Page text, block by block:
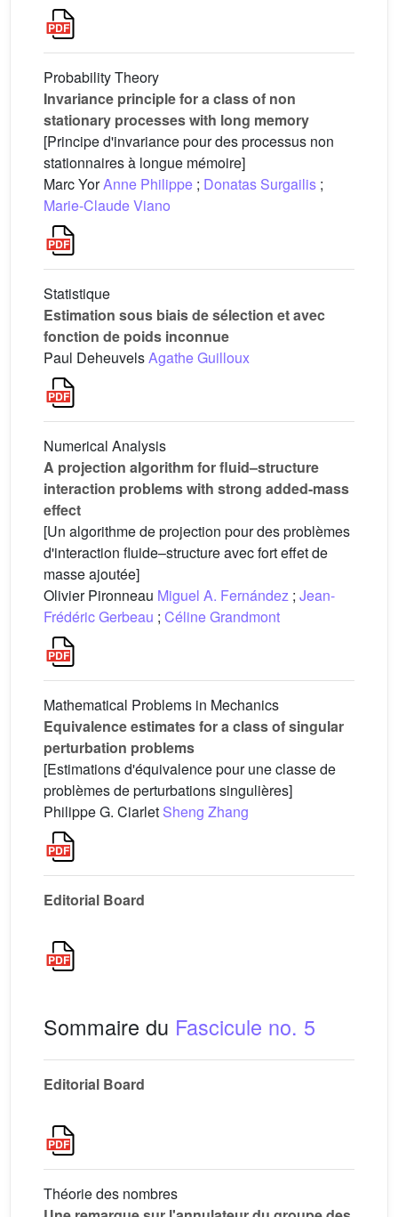
Probability Theory
Invariance principle for a class of non
stationary processes with long memory
[Principe d'invariance pour des processus non
stationnaires à longue mémoire]
Marc YorAnne Philippe ; Donatas Surgailis ;
Marie-Claude Viano
Statistique
Estimation sous biais de sélection et avec
fonction de poids inconnue
Paul DeheuvelsAgathe Guilloux
Numerical Analysis
A projection algorithm for fluid–structure
interaction problems with strong added-mass
effect
[Un algorithme de projection pour des problèmes
d'interaction fluide–structure avec fort effet de
masse ajoutée]
Olivier Pironneau Miguel A. Fernández ; Jean-
Frédéric Gerbeau ; Céline Grandmont
Mathematical Problems in Mechanics
Equivalence estimates for a class of singular
perturbation problems
[Estimations d'équivalence pour une classe de
problèmes de perturbations singulières]
Philippe G. Ciarlet Sheng Zhang
Editorial Board
Sommaire du Fascicule no. 5
Editorial Board
Théorie des nombres